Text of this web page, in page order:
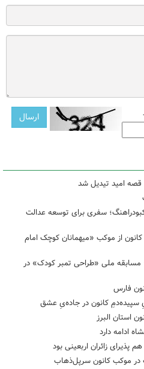
قصه امید تیدیل شد
سفری برای توسعه عدالت
از موکب «میهمانان کوچک امام
مسابقه ملی «طراحی تمبر کودک» در
فارس
سپیده‌دمِ کانون در جاده‌یِ عشق
استان البرز
ادامه دارد
پذیرای زائران اربعینی بود
در موکب کانون سرپل‌ذهاب